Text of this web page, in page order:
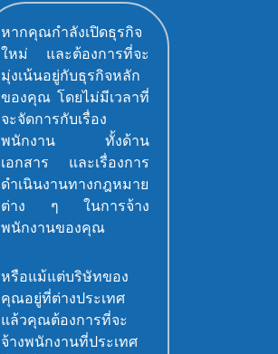
หากคุณกำลังเปิดธุรกิจ
ใหม่ และต้องการที่จะ
มุ่งเน้นอยู่กับธุรกิจหลัก
ของคุณ โดยไม่มีเวลาที่
จะจัดการกับเรื่อง
พนักงาน ทั้งด้าน
เอกสาร และเรื่องการ
ดำเนินงานทางกฎหมาย
ต่าง ๆ ในการจ้าง
พนักงานของคุณ
หรือแม้แต่บริษัทของ
คุณอยู่ที่ต่างประเทศ
แล้วคุณต้องการที่จะ
จ้างพนักงานที่ประเทศ